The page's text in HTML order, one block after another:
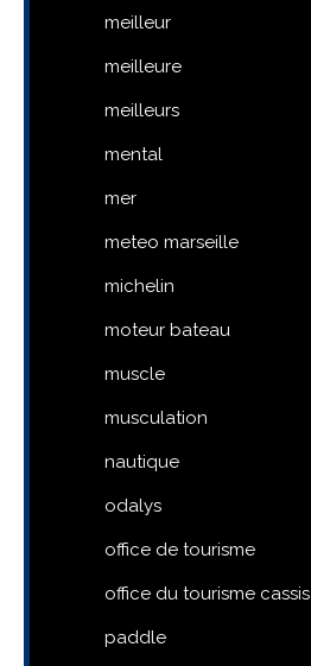
meilleur
meilleure
meilleurs
mental
mer
meteo marseille
michelin
moteur bateau
muscle
musculation
nautique
odalys
office de tourisme
office du tourisme cassis
paddle